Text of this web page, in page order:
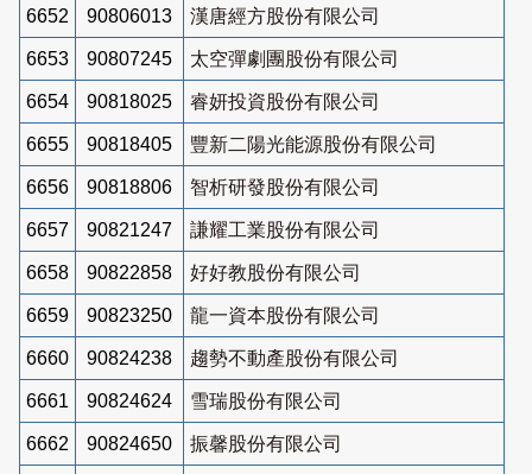
6652 90806013 漢唐經方股份有限公司
6653 90807245 太空彈劇團股份有限公司
6654 90818025 睿妍投資股份有限公司
6655 90818405 豐新二陽光能源股份有限公司
6656 90818806 智析研發股份有限公司
6657 90821247 謙耀工業股份有限公司
6658 90822858 好好教股份有限公司
6659 90823250 龍一資本股份有限公司
6660 90824238 趨勢不動產股份有限公司
6661 90824624 雪瑞股份有限公司
6662 90824650 振馨股份有限公司